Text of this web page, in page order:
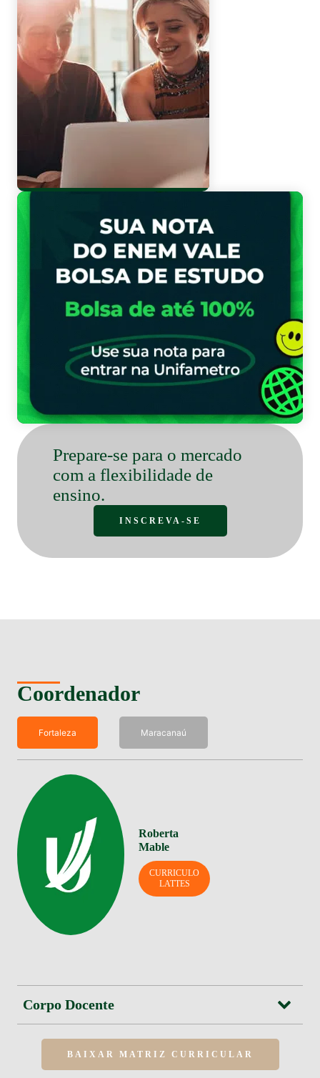
Prepare-se para o mercado
com a flexibilidade de
ensino.
INSCREVA-SE
Coordenador
Fortaleza Maracanaú
Roberta
Mable
CURRICULO
LATTES
Corpo Docente
BAIXAR MATRIZ CURRICULAR